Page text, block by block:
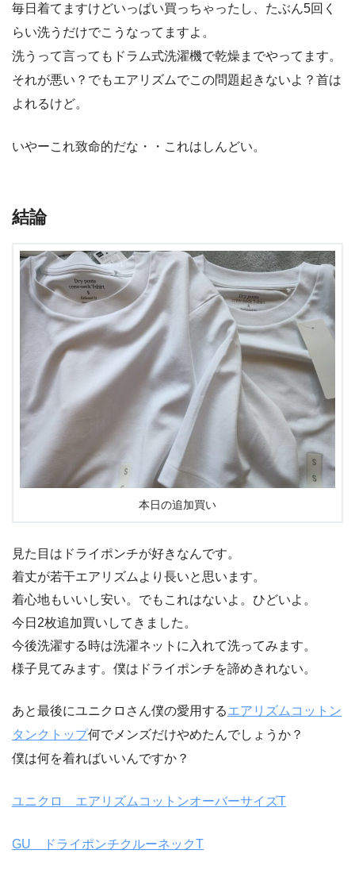
毎日着てますけどいっぱい買っちゃったし、たぶん5回く
らい洗うだけでこうなってますよ。
洗うって言ってもドラム式洗濯機で乾燥までやってます。
それが悪い？でもエアリズムでこの問題起きないよ？首は
よれるけど。
いやーこれ致命的だな・・これはしんどい。
結論
本日の追加買い
見た目はドライポンチが好きなんです。
着丈が若干エアリズムより長いと思います。
着心地もいいし安い。でもこれはないよ。ひどいよ。
今日2枚追加買いしてきました。
今後洗濯する時は洗濯ネットに入れて洗ってみます。
様子見てみます。僕はドライポンチを諦めきれない。
あと最後にユニクロさん僕の愛用するエアリズムコットン
タンクトップ何でメンズだけやめたんでしょうか？
僕は何を着ればいいんですか？
ユニクロ エアリズムコットンオーバーサイズT
GU ドライポンチクルーネックT